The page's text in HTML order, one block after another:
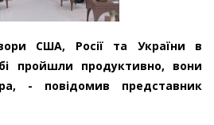
США, Росії та України в
пройшли продуктивно, вони
- повідомив представник